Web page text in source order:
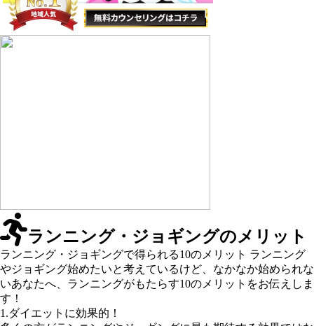
ランニング・ジョギングのメリット
ランニング・ジョギングで得られる10のメリット ランニング
やジョギング始めたいと考えているけど、なかなか始められな
いあなたへ、ランニングがもたらす10のメリットをお伝えしま
す！
1.ダイエットに効果的！